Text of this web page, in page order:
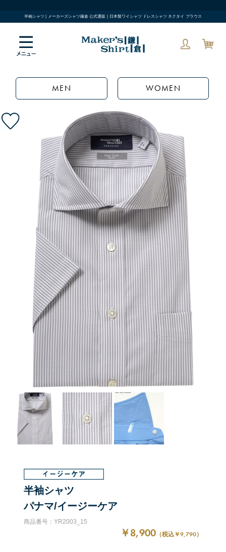
半袖シャツ | メーカーズシャツ鎌倉 公式通販 | 日本製ワイシャツ ドレスシャツ ネクタイ ブラウス
MEN WOMEN
半袖シャツ
パナマ/イージーケア
商品番号：YR2003_15
￥8,900 （税込￥9,790）